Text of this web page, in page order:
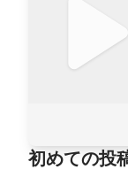
初めての投